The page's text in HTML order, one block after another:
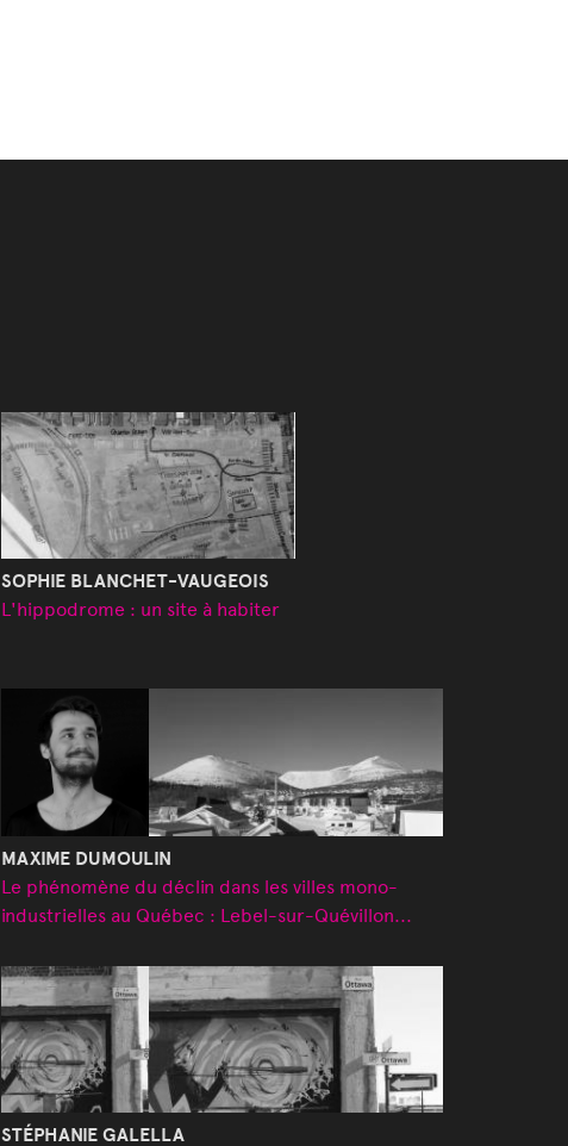
SOPHIE BLANCHET-VAUGEOIS
L'hippodrome : un site à habiter
MAXIME DUMOULIN
Le phénomène du déclin dans les villes mono-
industrielles au Québec : Lebel-sur-Quévillon...
STÉPHANIE GALELLA